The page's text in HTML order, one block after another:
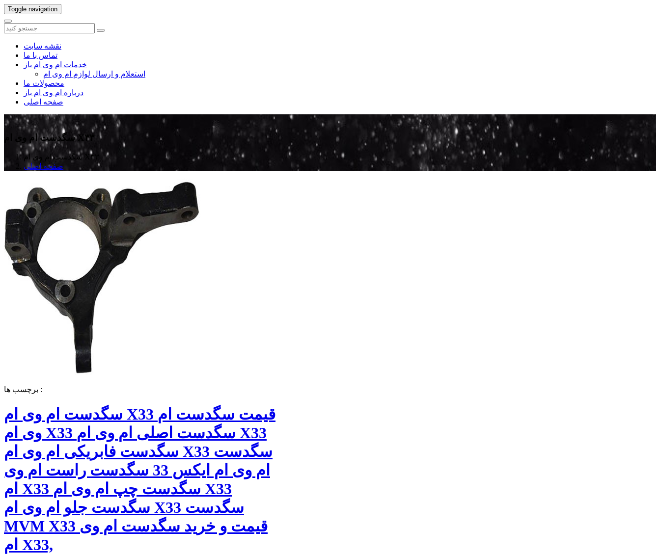
Toggle navigation
نقشه سایت
تماس با ما
خدمات ام وی ام باز
استعلام و ارسال لوازم ام وی ام
محصولات ما
درباره ام وی ام باز
صفحه اصلی
سگدست ام وی ام X۳۳
سگدست ام وی ام X۳۳
صفحه اصلی
برچسب ها :
سگدست ام وی ام X33 قیمت سگدست ام
وی ام X33 سگدست اصلی ام وی ام X33
سگدست فابریکی ام وی ام X33 سگدست
ام وی ام ایکس 33 سگدست راست ام وی
ام X33 سگدست چپ ام وی ام X33
سگدست جلو ام وی ام X33 سگدست
MVM X33 قیمت و خرید سگدست ام وی
ام X33,